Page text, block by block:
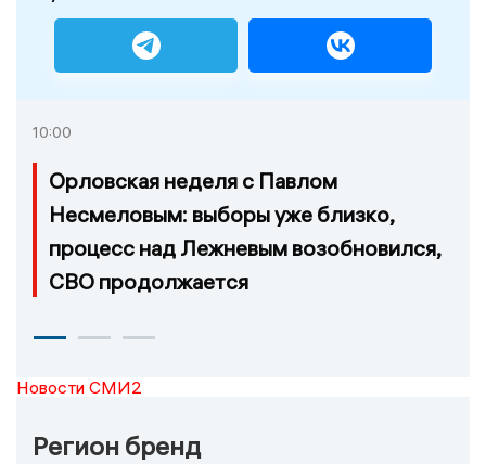
10:00
Орловская неделя с Павлом
Несмеловым: выборы уже близко,
процесс над Лежневым возобновился,
СВО продолжается
Новости СМИ2
Регион бренд